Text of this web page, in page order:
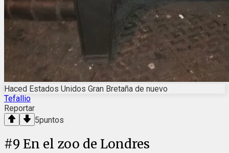
Haced Estados Unidos Gran Bretaña de nuevo
Tefallio
Reportar
5puntos
#9 En el zoo de Londres